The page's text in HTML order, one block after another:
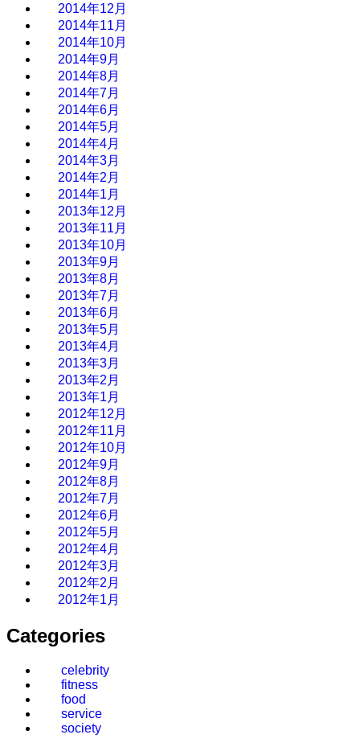
2014年12月
2014年11月
2014年10月
2014年9月
2014年8月
2014年7月
2014年6月
2014年5月
2014年4月
2014年3月
2014年2月
2014年1月
2013年12月
2013年11月
2013年10月
2013年9月
2013年8月
2013年7月
2013年6月
2013年5月
2013年4月
2013年3月
2013年2月
2013年1月
2012年12月
2012年11月
2012年10月
2012年9月
2012年8月
2012年7月
2012年6月
2012年5月
2012年4月
2012年3月
2012年2月
2012年1月
Categories
celebrity
fitness
food
service
society